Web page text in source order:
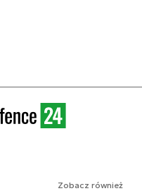
Zobacz również